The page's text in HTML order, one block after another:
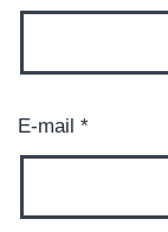
E-mail *